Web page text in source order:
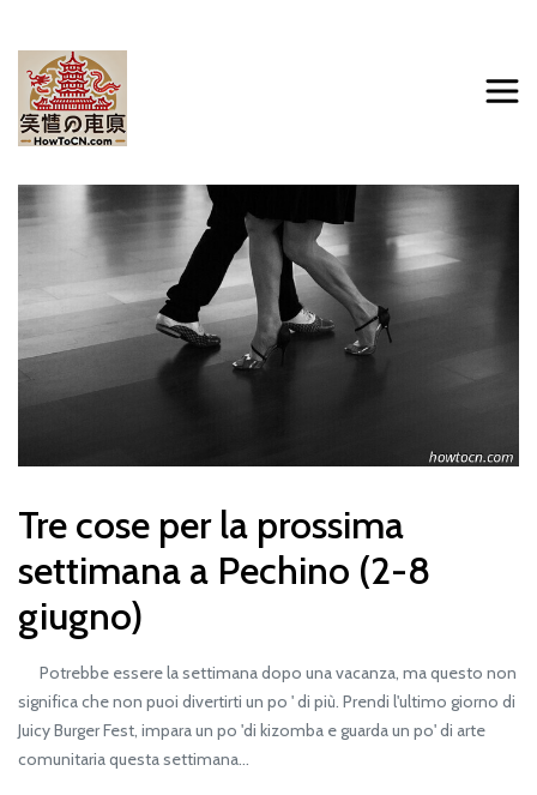
Tre cose per la prossima
settimana a Pechino (2-8
giugno)
Potrebbe essere la settimana dopo una vacanza, ma questo non
significa che non puoi divertirti un po ' di più. Prendi l'ultimo giorno di
Juicy Burger Fest, impara un po 'di kizomba e guarda un po' di arte
comunitaria questa settimana...